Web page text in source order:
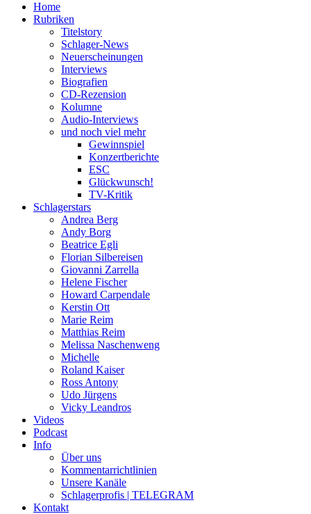
Home
Rubriken
Titelstory
Schlager-News
Neuerscheinungen
Interviews
Biografien
CD-Rezension
Kolumne
Audio-Interviews
und noch viel mehr
Gewinnspiel
Konzertberichte
ESC
Glückwunsch!
TV-Kritik
Schlagerstars
Andrea Berg
Andy Borg
Beatrice Egli
Florian Silbereisen
Giovanni Zarrella
Helene Fischer
Howard Carpendale
Kerstin Ott
Marie Reim
Matthias Reim
Melissa Naschenweng
Michelle
Roland Kaiser
Ross Antony
Udo Jürgens
Vicky Leandros
Videos
Podcast
Info
Über uns
Kommentarrichtlinien
Unsere Kanäle
Schlagerprofis | TELEGRAM
Kontakt